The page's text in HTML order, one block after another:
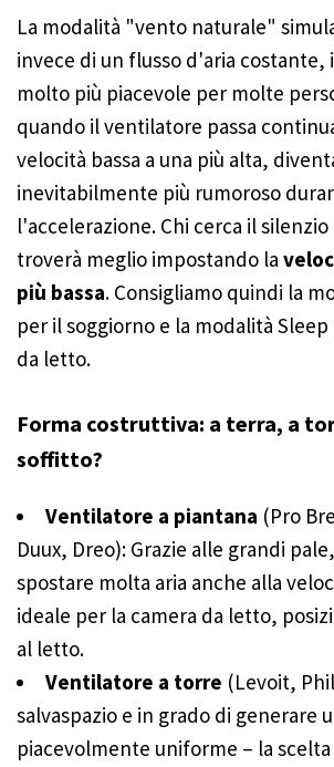
La modalità "vento naturale"
invece di un flusso d'aria costante,
molto più piacevole per molte
quando il ventilatore passa
velocità bassa a una più alta,
inevitabilmente più rumoroso
l'accelerazione. Chi cerca il silenzio
troverà meglio impostando la
più bassa. Consigliamo quindi la
per il soggiorno e la modalità
da letto.
Forma costruttiva: a terra, a
soffitto?
Ventilatore a piantana (Pro
Duux, Dreo): Grazie alle grandi
spostare molta aria anche alla
ideale per la camera da letto,
al letto.
Ventilatore a torre (Levoit,
salvaspazio e in grado di generare
piacevolmente uniforme – la